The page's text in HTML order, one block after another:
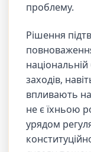
проблему.
Рішення
заходів,
впливають
не є їхньою
урядом